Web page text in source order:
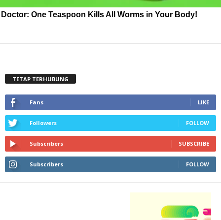
Doctor: One Teaspoon Kills All Worms in Your Body!
TETAP TERHUBUNG
Fans LIKE
Followers FOLLOW
Subscribers SUBSCRIBE
Subscribers FOLLOW